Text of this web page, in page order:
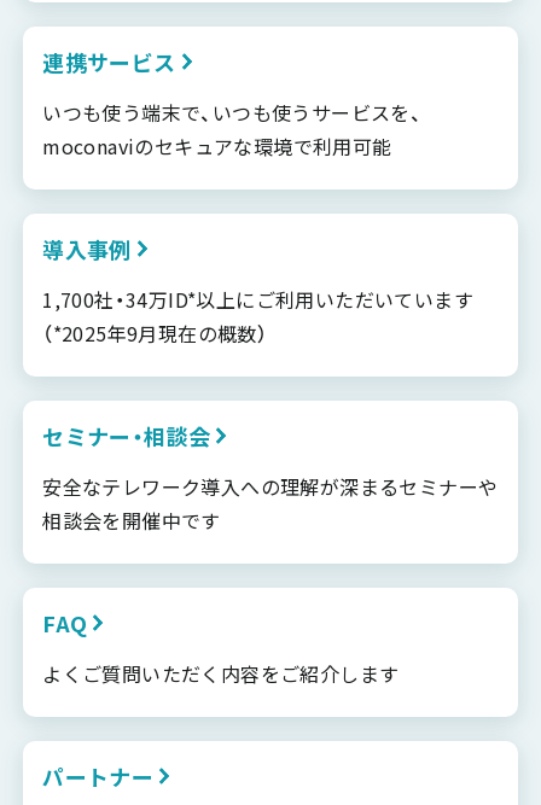
連携サービス
いつも使う端末で、いつも使うサービスを、
moconaviのセキュアな環境で利用可能
導入事例
1,700社・34万ID*以上にご利用いただいています
（*2025年9月現在の概数）
セミナー・相談会
安全なテレワーク導入への理解が深まるセミナーや
相談会を開催中です
FAQ
よくご質問いただく内容をご紹介します
パートナー